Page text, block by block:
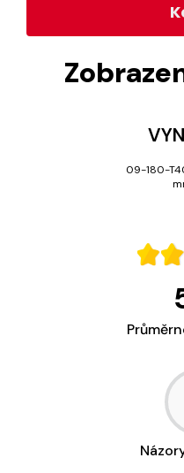
09-180-